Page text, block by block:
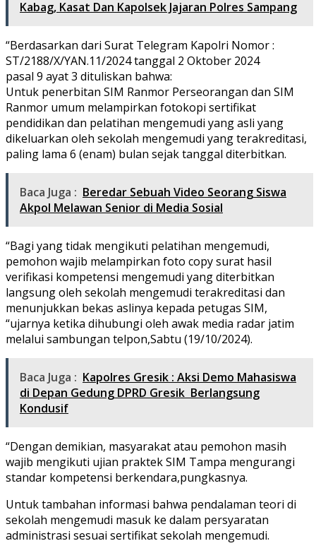
Kabag, Kasat Dan Kapolsek Jajaran Polres Sampang
“Berdasarkan dari Surat Telegram Kapolri Nomor :
ST/2188/X/YAN.11/2024 tanggal 2 Oktober 2024
pasal 9 ayat 3 dituliskan bahwa:
Untuk penerbitan SIM Ranmor Perseorangan dan SIM
Ranmor umum melampirkan fotokopi sertifikat
pendidikan dan pelatihan mengemudi yang asli yang
dikeluarkan oleh sekolah mengemudi yang terakreditasi,
paling lama 6 (enam) bulan sejak tanggal diterbitkan.
Baca Juga : Beredar Sebuah Video Seorang Siswa
Akpol Melawan Senior di Media Sosial
“Bagi yang tidak mengikuti pelatihan mengemudi,
pemohon wajib melampirkan foto copy surat hasil
verifikasi kompetensi mengemudi yang diterbitkan
langsung oleh sekolah mengemudi terakreditasi dan
menunjukkan bekas aslinya kepada petugas SIM,
“ujarnya ketika dihubungi oleh awak media radar jatim
melalui sambungan telpon,Sabtu (19/10/2024).
Baca Juga : Kapolres Gresik : Aksi Demo Mahasiswa
di Depan Gedung DPRD Gresik Berlangsung
Kondusif
“Dengan demikian, masyarakat atau pemohon masih
wajib mengikuti ujian praktek SIM Tampa mengurangi
standar kompetensi berkendara,pungkasnya.
Untuk tambahan informasi bahwa pendalaman teori di
sekolah mengemudi masuk ke dalam persyaratan
administrasi sesuai sertifikat sekolah mengemudi.